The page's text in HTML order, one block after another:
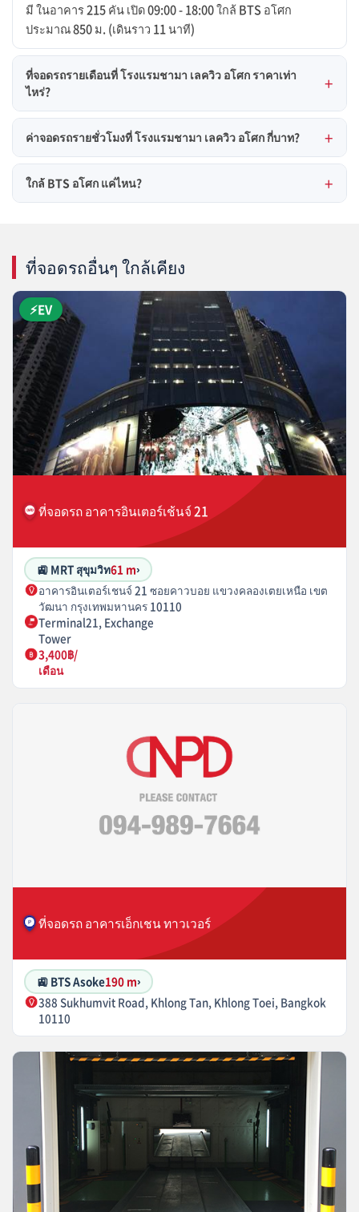
มี ในอาคาร 215 คัน เปิด 09:00 - 18:00 ใกล้ BTS อโศก
ประมาณ 850 ม. (เดินราว 11 นาที)
ที่จอดรถรายเดือนที่ โรงแรมชามา เลควิว อโศก ราคาเท่า
ไหร่?
ค่าจอดรถรายชั่วโมงที่ โรงแรมชามา เลควิว อโศก กี่บาท?
ใกล้ BTS อโศก แค่ไหน?
ที่จอดรถอื่นๆ ใกล้เคียง
⚡EV
ที่จอดรถ อาคารอินเตอร์เช้นจ์ 21
🚉 MRT สุขุมวิท61 m›
อาคารอินเตอร์เชนจ์ 21 ซอยคาวบอย แขวงคลองเตยเหนือ เขต
วัฒนา กรุงเทพมหานคร 10110
Terminal21, Exchange
Tower
3,400฿/
เดือน
ที่จอดรถ อาคารเอ็กเชน ทาวเวอร์
🚉 BTS Asoke190 m›
388 Sukhumvit Road, Khlong Tan, Khlong Toei, Bangkok
10110